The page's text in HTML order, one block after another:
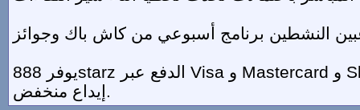
يوفر 888starz الدفع عبر Visa و Mastercard و Skrill والكريبتو بحد
إيداع منخفض.